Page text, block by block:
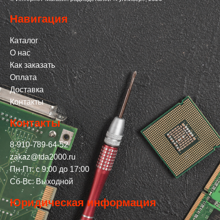
Навигация
Каталог
О нас
Как заказать
Оплата
Доставка
Контакты
Контакты
8-910-789-64-52
zakaz@tda2000.ru
Пн-Пт: с 9:00 до 17:00
Сб-Вс: Выходной
Юридическая информация